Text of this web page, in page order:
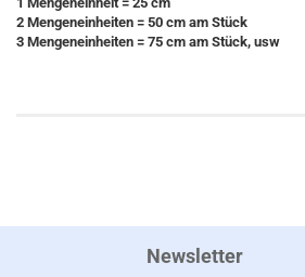
2 Mengeneinheiten = 50 cm am Stück
3 Mengeneinheiten = 75 cm am Stück, usw
Newsletter